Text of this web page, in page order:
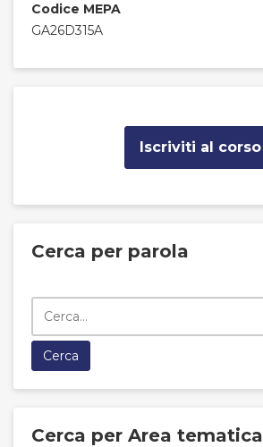
Codice MEPA
GA26D315A
Iscriviti al corso
Cerca per parola
Cerca per Area tematica